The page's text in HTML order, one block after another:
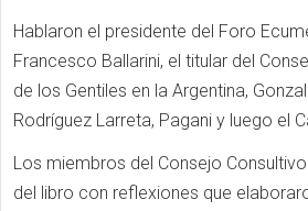
Hablaron el presidente del Foro
Francesco Ballarini, el titular del
de los Gentiles en la Argentina,
Rodríguez Larreta, Pagani y luego el
Los miembros del Consejo
del libro con reflexiones que